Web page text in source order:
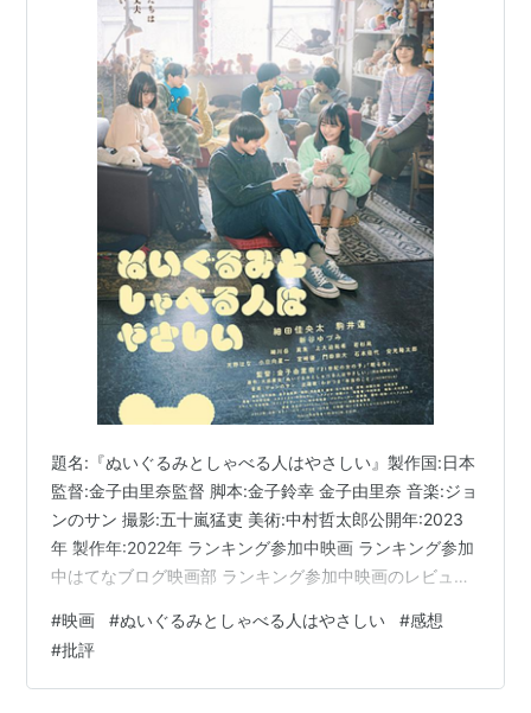
題名:『ぬいぐるみとしゃべる人はやさしい』製作国:日本
監督:金子由里奈監督 脚本:金子鈴幸 金子由里奈 音楽:ジョ
ンのサン 撮影:五十嵐猛吏 美術:中村哲太郎公開年:2023
年 製作年:2022年 ランキング参加中映画 ランキング参加
中はてなブログ映画部 ランキング参加中映画のレビュー
弱い 自分はぬいぐるみと話さない あらすじ 京都にある
大学の「ぬいぐるみサークル」。「男らしさ」や「女ら
しさ」というノリが苦手な大学生の七森は、そこで出会
#映画 #ぬいぐるみとしゃべる人はやさしい #感想
#批評